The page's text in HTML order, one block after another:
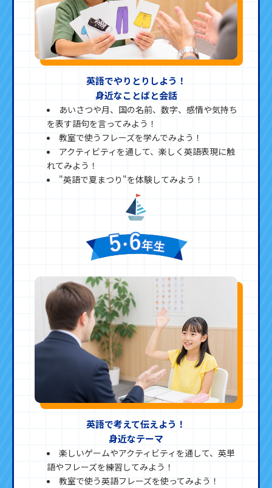
英語でやりとりしよう！
身近なことばと会話
あいさつや月、国の名前、数字、感情や気持ち
を表す語句を言ってみよう！
教室で使うフレーズを学んでみよう！
アクティビティを通して、楽しく英語表現に触
れてみよう！
"英語で夏まつり"を体験してみよう！
英語で考えて伝えよう！
身近なテーマ
楽しいゲームやアクティビティを通して、英単
語やフレーズを練習してみよう！
教室で使う英語フレーズを使ってみよう！